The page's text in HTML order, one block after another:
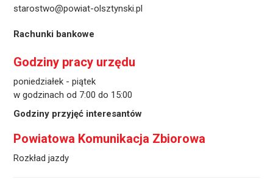
starostwo@powiat-olsztynski.pl
Rachunki bankowe
Godziny pracy urzędu
poniedziałek - piątek
w godzinach od 7:00 do 15:00
Godziny przyjęć interesantów
Powiatowa Komunikacja Zbiorowa
Rozkład jazdy